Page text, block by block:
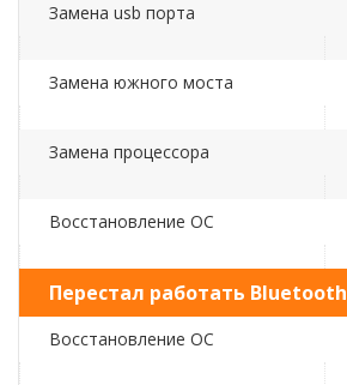
Замена usb порта
Замена южного моста
Замена процессора
Восстановление ОС
Перестал работать Bluetooth
Восстановление ОС